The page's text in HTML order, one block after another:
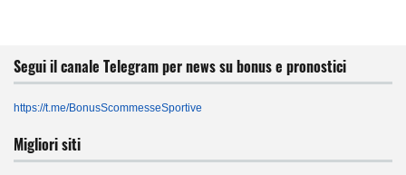
Segui il canale Telegram per news su bonus e pronostici
https://t.me/BonusScommesseSportive
Migliori siti